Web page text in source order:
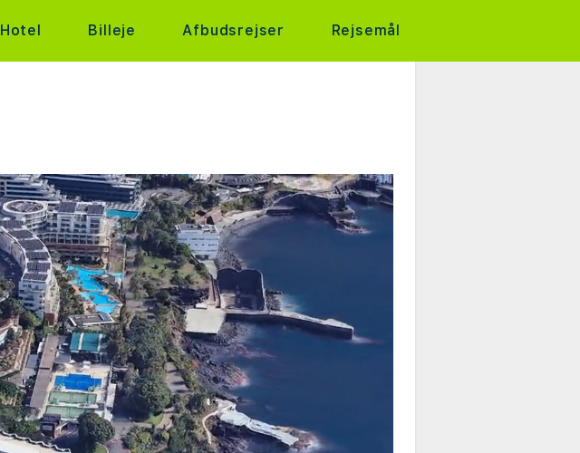
Hotel Billeje Afbudsrejser Rejsemål